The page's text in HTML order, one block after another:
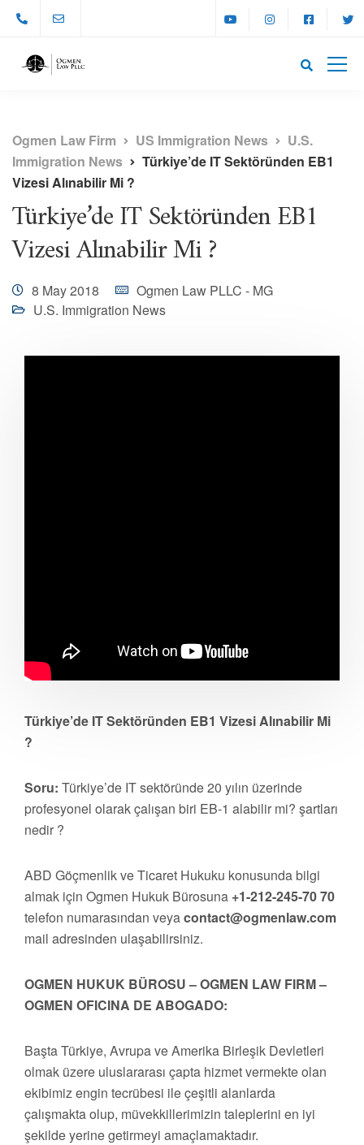
Ogmen Law Firm US Immigration News
U.S.
Immigration News
Türkiye’de IT Sektöründen EB1
Vizesi Alınabilir Mi ?
Türkiye’de IT Sektöründen EB1
Vizesi Alınabilir Mi ?
8 May 2018
Ogmen Law PLLC - MG
U.S. Immigration News
Türkiye’de IT Sektöründen EB1 Vizesi Alınabilir Mi
?
Soru: Türkiye’de IT sektöründe 20 yılın üzerinde
profesyonel olarak çalışan biri EB-1 alabilir mi? şartları
nedir ?
ABD Göçmenlik ve Ticaret Hukuku konusunda bilgi
almak için Ogmen Hukuk Bürosuna +1-212-245-70 70
telefon numarasından veyacontact@ogmenlaw.com
mail adresinden ulaşabilirsiniz.
OGMEN HUKUK BÜROSU – OGMEN LAW FIRM –
OGMEN OFICINA DE ABOGADO:
Başta Türkiye, Avrupa ve Amerika Birleşik Devletleri
olmak üzere uluslararası çapta hizmet vermekte olan
ekibimiz engin tecrübesi ile çeşitli alanlarda
çalışmakta olup, müvekkillerimizin taleplerini en iyi
şekilde yerine getirmeyi amaçlamaktadır.